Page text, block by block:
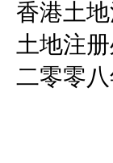
香港土
土地注
二零零